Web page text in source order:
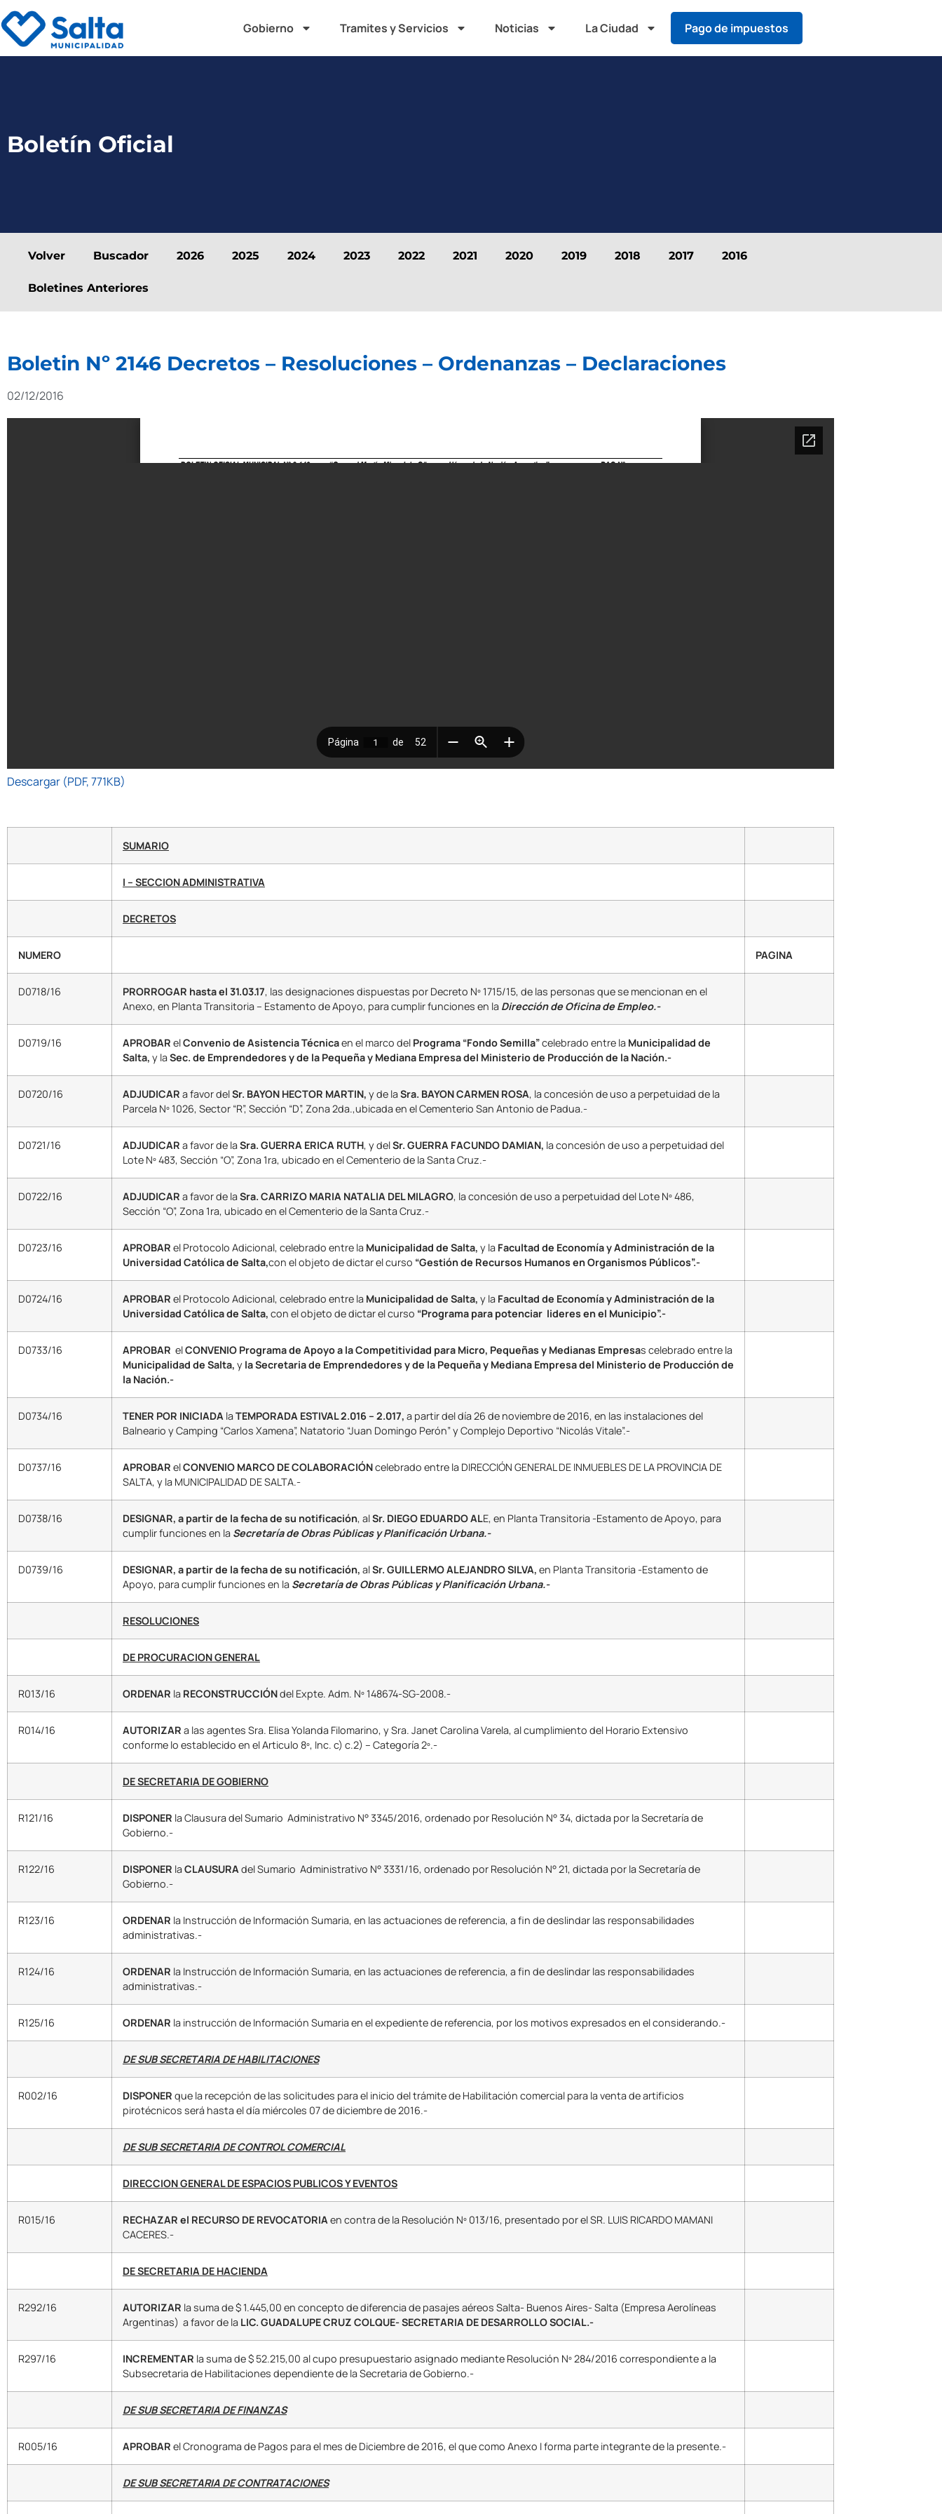
Gobierno Tramites y Servicios Noticias La Ciudad Pago de impuestos
Boletín Oficial
Volver Buscador 2026 2025 2024 2023 2022 2021 2020 2019 2018 2017 2016
Boletines Anteriores
Boletin Nº 2146 Decretos – Resoluciones – Ordenanzas – Declaraciones
02/12/2016
Descargar (PDF, 771KB)
SUMARIO
I – SECCION ADMINISTRATIVA
DECRETOS
NUMERO PAGINA
D0718/16 PRORROGAR hasta el 31.03.17, las designaciones dispuestas por Decreto Nº 1715/15, de las personas que se mencionan en el
Anexo, en Planta Transitoria – Estamento de Apoyo, para cumplir funciones en la Dirección de Oficina de Empleo.-
D0719/16 APROBAR elConvenio de Asistencia Técnicaen el marco del Programa “Fondo Semilla”celebrado entre la Municipalidad de
Salta, y laSec. de Emprendedores y de la Pequeña y Mediana Empresa del Ministerio de Producción de la Nación.-
D0720/16 ADJUDICAR a favor delSr. BAYON HECTOR MARTIN, y de laSra. BAYON CARMEN ROSA, la concesión de uso a perpetuidad de la
Parcela Nº 1026, Sector “R”, Sección “D”, Zona 2da.,ubicada en el Cementerio San Antonio de Padua.-
D0721/16 ADJUDICAR a favor de laSra. GUERRA ERICA RUTH, y delSr. GUERRA FACUNDO DAMIAN, la concesión de uso a perpetuidad del
Lote Nº 483, Sección “O”, Zona 1ra, ubicado en el Cementerio de la Santa Cruz.-
D0722/16 ADJUDICAR a favor de laSra. CARRIZO MARIA NATALIA DEL MILAGRO, la concesión de uso a perpetuidad del Lote Nº 486,
Sección “O”, Zona 1ra, ubicado en el Cementerio de la Santa Cruz.-
D0723/16 APROBAR el Protocolo Adicional, celebrado entre la Municipalidad de Salta, y la Facultad de Economía y Administración de la
Universidad Católica de Salta,con el objeto de dictar el curso “Gestión de Recursos Humanos en Organismos Públicos”.-
D0724/16 APROBAR el Protocolo Adicional, celebrado entre la Municipalidad de Salta, y la Facultad de Economía y Administración de la
Universidad Católica de Salta, con el objeto de dictar el curso “Programa para potenciar lideres en el Municipio”.-
D0733/16 APROBAR elCONVENIO Programa de Apoyo a la Competitividad para Micro, Pequeñas y Medianas Empresas celebrado entre la
Municipalidad de Salta, y la Secretaria de Emprendedores y de la Pequeña y Mediana Empresa del Ministerio de Producción de
la Nación.-
D0734/16 TENER POR INICIADA laTEMPORADA ESTIVAL 2.016 – 2.017, a partir del día 26 de noviembre de 2016, en las instalaciones del
Balneario y Camping “Carlos Xamena”, Natatorio “Juan Domingo Perón” y Complejo Deportivo “Nicolás Vitale”.-
D0737/16 APROBAR elCONVENIO MARCO DE COLABORACIÓNcelebrado entre la DIRECCIÓN GENERAL DE INMUEBLES DE LA PROVINCIA DE
SALTA, y la MUNICIPALIDAD DE SALTA.-
D0738/16 DESIGNAR, a partir de la fecha de su notificación, alSr. DIEGO EDUARDO ALE, en Planta Transitoria -Estamento de Apoyo, para
cumplir funciones en la Secretaría de Obras Públicas y Planificación Urbana.-
D0739/16 DESIGNAR, a partir de la fecha de su notificación, alSr. GUILLERMO ALEJANDRO SILVA, en Planta Transitoria -Estamento de
Apoyo, para cumplir funciones en la Secretaría de Obras Públicas y Planificación Urbana.-
RESOLUCIONES
DE PROCURACION GENERAL
R013/16 ORDENAR la RECONSTRUCCIÓNdel Expte. Adm. Nº 148674-SG-2008.-
R014/16 AUTORIZAR a las agentes Sra. Elisa Yolanda Filomarino, y Sra. Janet Carolina Varela, al cumplimiento del Horario Extensivo
conforme lo establecido en el Articulo 8º, Inc. c) c.2) – Categoría 2º.-
DE SECRETARIA DE GOBIERNO
R121/16 DISPONER la Clausura del Sumario Administrativo N° 3345/2016, ordenado por Resolución N° 34, dictada por la Secretaría de
Gobierno.-
R122/16 DISPONER laCLAUSURA del Sumario Administrativo N° 3331/16, ordenado por Resolución N° 21, dictada por la Secretaría de
Gobierno.-
R123/16 ORDENAR la Instrucción de Información Sumaria, en las actuaciones de referencia, a fin de deslindar las responsabilidades
administrativas.-
R124/16 ORDENAR la Instrucción de Información Sumaria, en las actuaciones de referencia, a fin de deslindar las responsabilidades
administrativas.-
R125/16 ORDENAR la instrucción de Información Sumaria en el expediente de referencia, por los motivos expresados en el considerando.-
DE SUB SECRETARIA DE HABILITACIONES
R002/16 DISPONER que la recepción de las solicitudes para el inicio del trámite de Habilitación comercial para la venta de artificios
pirotécnicos será hasta el día miércoles 07 de diciembre de 2016.-
DE SUB SECRETARIA DE CONTROL COMERCIAL
DIRECCION GENERAL DE ESPACIOS PUBLICOS Y EVENTOS
R015/16 RECHAZAR el RECURSO DE REVOCATORIA en contra de la Resolución Nº 013/16, presentado por el SR. LUIS RICARDO MAMANI
CACERES.-
DE SECRETARIA DE HACIENDA
R292/16 AUTORIZAR la suma de $ 1.445,00 en concepto de diferencia de pasajes aéreos Salta- Buenos Aires- Salta (Empresa Aerolíneas
Argentinas) a favor de la LIC. GUADALUPE CRUZ COLQUE- SECRETARIA DE DESARROLLO SOCIAL.-
R297/16 INCREMENTAR la suma de $ 52.215,00 al cupo presupuestario asignado mediante Resolución Nº 284/2016 correspondiente a la
Subsecretaria de Habilitaciones dependiente de la Secretaria de Gobierno.-
DE SUB SECRETARIA DE FINANZAS
R005/16 APROBAR el Cronograma de Pagos para el mes de Diciembre de 2016, el que como Anexo I forma parte integrante de la presente.-
DE SUB SECRETARIA DE CONTRATACIONES